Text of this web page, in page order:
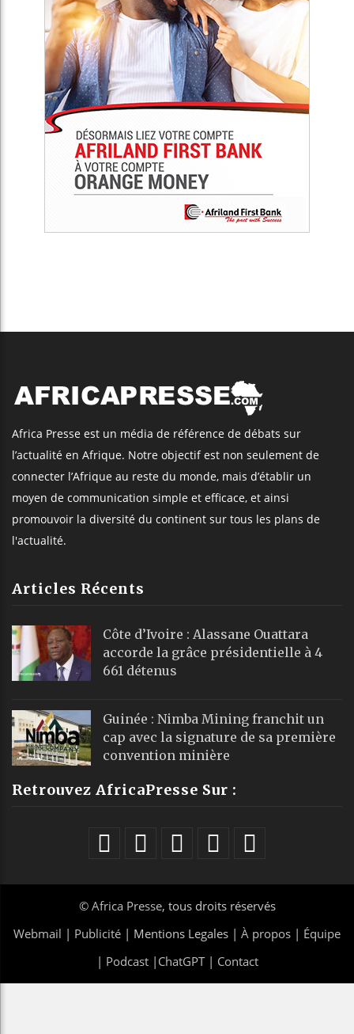
Africa Presse est un média de référence de débats sur
l’actualité en Afrique. Notre objectif est non seulement de
connecter l’Afrique au reste du monde, mais d’établir un
moyen de communication simple et efficace, et ainsi
promouvoir la diversité du continent sur tous les plans de
l'actualité.
Articles Récents
Côte d’Ivoire : Alassane Ouattara
accorde la grâce présidentielle à 4
661 détenus
Guinée : Nimba Mining franchit un
cap avec la signature de sa première
convention minière
Retrouvez AfricaPresse Sur :
© Africa Presse, tous droits réservés
Webmail | Publicité | Mentions Legales | À propos | Équipe
| Podcast| ChatGPT| Contact